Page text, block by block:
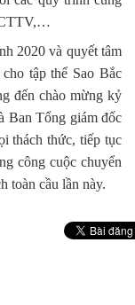
CTTV,…
2020 và quyết tâm
tập thể Sao Bắc
đến chào mừng kỷ
Ban Tổng giám đốc
thách thức, tiếp tục
công cuộc chuyển
toàn cầu lần này.